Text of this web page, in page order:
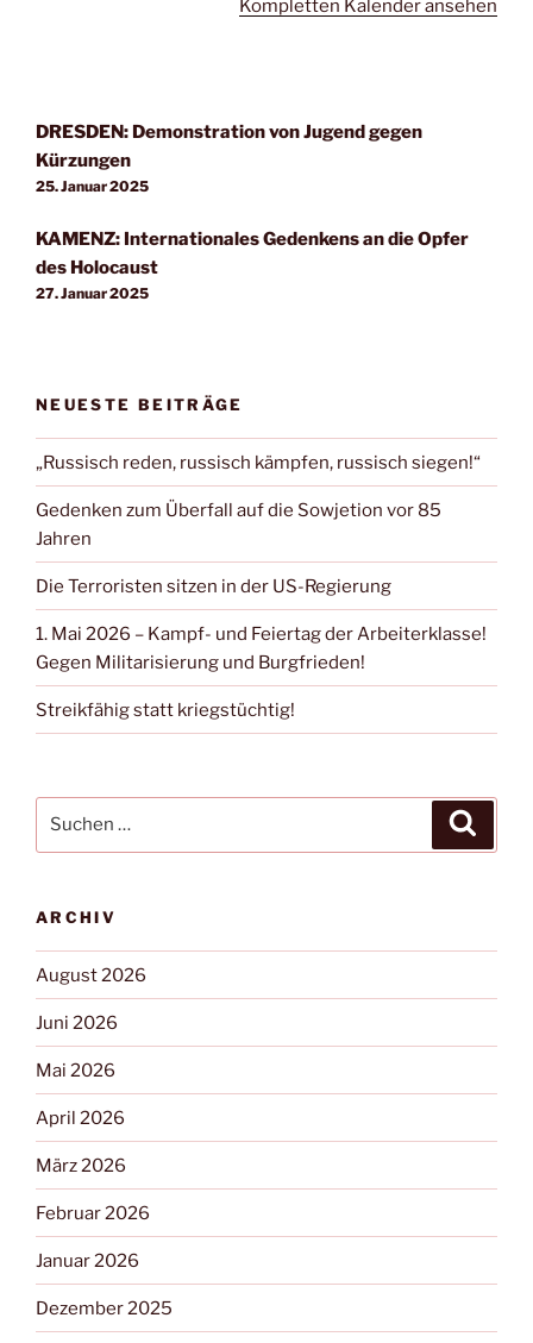
Kompletten Kalender ansehen
DRESDEN: Demonstration von Jugend gegen
Kürzungen
25. Januar 2025
KAMENZ: Internationales Gedenkens an die Opfer
des Holocaust
27. Januar 2025
NEUESTE BEITRÄGE
„Russisch reden, russisch kämpfen, russisch siegen!“
Gedenken zum Überfall auf die Sowjetion vor 85
Jahren
Die Terroristen sitzen in der US-Regierung
1. Mai 2026 – Kampf- und Feiertag der Arbeiterklasse!
Gegen Militarisierung und Burgfrieden!
Streikfähig statt kriegstüchtig!
ARCHIV
August 2026
Juni 2026
Mai 2026
April 2026
März 2026
Februar 2026
Januar 2026
Dezember 2025